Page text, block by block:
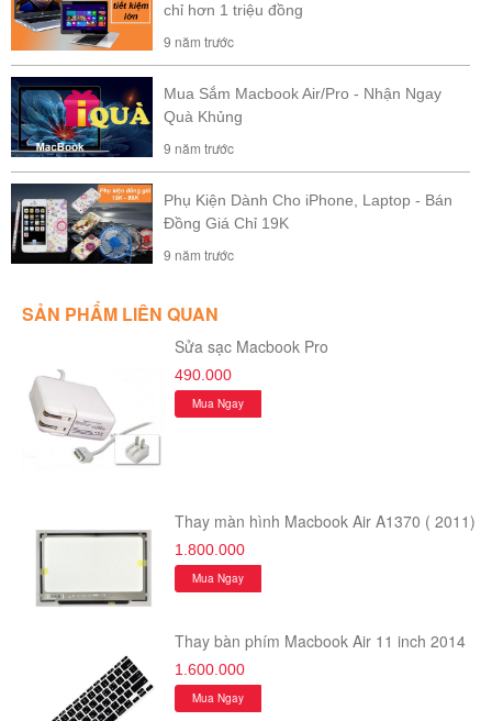
chỉ hơn 1 triệu đồng
9 năm trước
Mua Sắm Macbook Air/Pro - Nhận Ngay
Quà Khủng
9 năm trước
Phụ Kiện Dành Cho iPhone, Laptop - Bán
Đồng Giá Chỉ 19K
9 năm trước
SẢN PHẨM LIÊN QUAN
Sửa sạc Macbook Pro
490.000
Mua Ngay
Thay màn hình Macbook Air A1370 ( 2011)
1.800.000
Mua Ngay
Thay bàn phím Macbook Air 11 inch 2014
1.600.000
Mua Ngay